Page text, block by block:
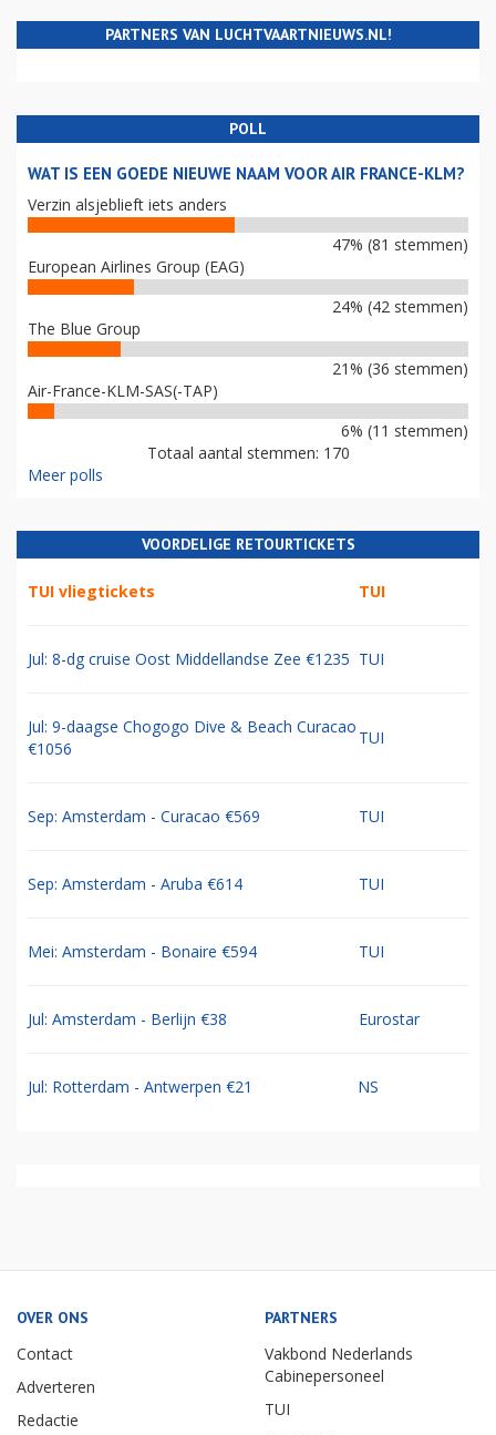
PARTNERS VAN LUCHTVAARTNIEUWS.NL!
POLL
WAT IS EEN GOEDE NIEUWE NAAM VOOR AIR FRANCE-KLM?
Verzin alsjeblieft iets anders
47% (81 stemmen)
European Airlines Group (EAG)
24% (42 stemmen)
The Blue Group
21% (36 stemmen)
Air-France-KLM-SAS(-TAP)
6% (11 stemmen)
Totaal aantal stemmen: 170
Meer polls
VOORDELIGE RETOURTICKETS
TUI vliegtickets TUI
Jul: 8-dg cruise Oost Middellandse Zee €1235 TUI
Jul: 9-daagse Chogogo Dive & Beach Curacao
€1056
TUI
Sep: Amsterdam - Curacao €569 TUI
Sep: Amsterdam - Aruba €614 TUI
Mei: Amsterdam - Bonaire €594 TUI
Jul: Amsterdam - Berlijn €38 Eurostar
Jul: Rotterdam - Antwerpen €21 NS
OVER ONS
Contact
Adverteren
Redactie
PARTNERS
Vakbond Nederlands
Cabinepersoneel
TUI